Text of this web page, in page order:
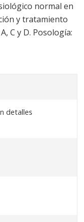
normal en
y tratamiento
C y D. Posología:
detalles